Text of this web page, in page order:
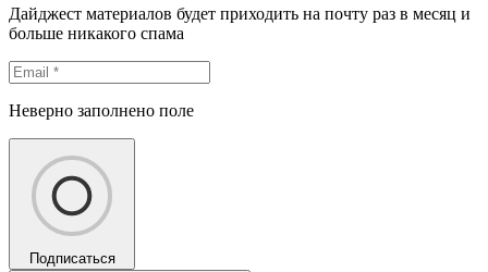
Дайджест материалов будет приходить на почту раз в месяц и
больше никакого спама
Неверно заполнено поле
Подписаться